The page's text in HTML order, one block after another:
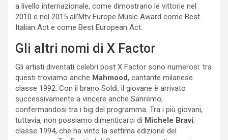
a livello internazionale, come dimostrano le vittorie nel
2010 e nel 2015 all’Mtv Europe Music Award come Best
Italian Act e come Best European Act.
Gli altri nomi di X Factor
Gli artisti diventati celebri post X Factor sono numerosi: tra
questi troviamo anche Mahmood, cantante milanese
classe 1992. Con il brano Soldi, il giovane è arrivato
successivamente a vincere anche Sanremo,
confermandosi tra i big del programma. Tra i più giovani,
tuttavia, non possiamo dimenticarci di Michele Bravi,
classe 1994, che ha vinto la settima edizione del